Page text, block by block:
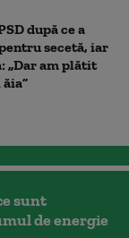
după ce a
secetă, iar
„Dar am plătit
sunt
de energie